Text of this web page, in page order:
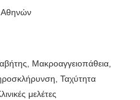
Αθηνών
Μακροαγγειοπάθεια,
Ταχύτητα
μελέτες